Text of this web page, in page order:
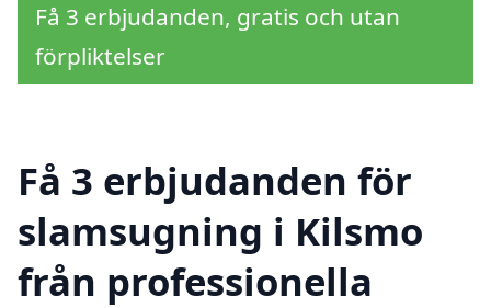
Få 3 erbjudanden, gratis och utan
förpliktelser
Få 3 erbjudanden för
slamsugning i Kilsmo
från professionella